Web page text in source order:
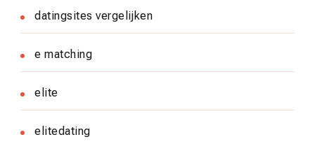
datingsites vergelijken
e matching
elite
elitedating